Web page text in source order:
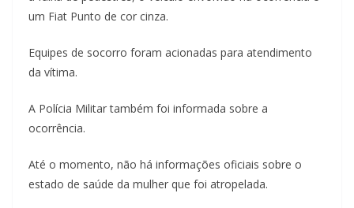
um Fiat Punto de cor cinza.
Equipes de socorro foram acionadas para atendimento
da vítima.
A Polícia Militar também foi informada sobre a
ocorrência.
Até o momento, não há informações oficiais sobre o
estado de saúde da mulher que foi atropelada.